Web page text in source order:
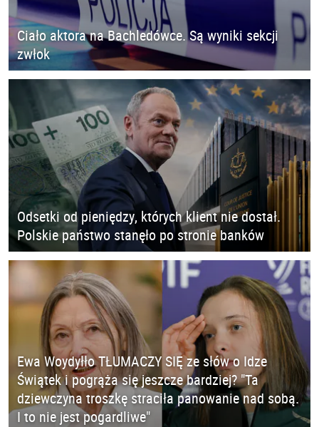
Ciało aktora na Bachledówce. Są wyniki sekcji
zwłok
Odsetki od pieniędzy, których klient nie dostał.
Polskie państwo stanęło po stronie banków
Ewa Woydyłło TŁUMACZY SIĘ ze słów o Idze
Świątek i pogrąża się jeszcze bardziej? "Ta
dziewczyna troszkę straciła panowanie nad sobą.
I to nie jest pogardliwe"